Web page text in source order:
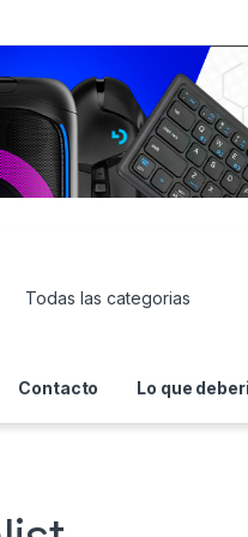
Contacto Lo que